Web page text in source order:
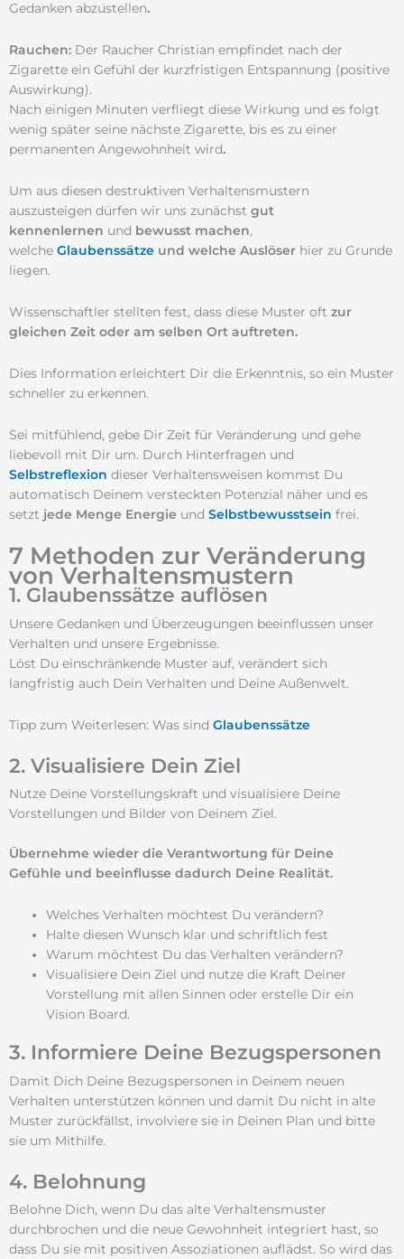
Gedanken abzustellen.
Rauchen: Der Raucher Christian empfindet nach der
Zigarette ein Gefühl der kurzfristigen Entspannung (positive
Auswirkung).
Nach einigen Minuten verfliegt diese Wirkung und es folgt
wenig später seine nächste Zigarette, bis es zu einer
permanenten Angewohnheit wird.
Um aus diesen destruktiven Verhaltensmustern
auszusteigen dürfen wir uns zunächst gut
kennenlernen und bewusst machen,
welche Glaubenssätze und welche Auslöser hier zu Grunde
liegen.
Wissenschaftler stellten fest, dass diese Muster oft zur
gleichen Zeit oder am selben Ort auftreten.
Dies Information erleichtert Dir die Erkenntnis, so ein Muster
schneller zu erkennen.
Sei mitfühlend, gebe Dir Zeit für Veränderung und gehe
liebevoll mit Dir um. Durch Hinterfragen und
Selbstreflexion dieser Verhaltensweisen kommst Du
automatisch Deinem versteckten Potenzial näher und es
setzt jede Menge Energie und Selbstbewusstsein frei.
7 Methoden zur Veränderung
von Verhaltensmustern
1. Glaubenssätze auflösen
Unsere Gedanken und Überzeugungen beeinflussen unser
Verhalten und unsere Ergebnisse.
Löst Du einschränkende Muster auf, verändert sich
langfristig auch Dein Verhalten und Deine Außenwelt.
Tipp zum Weiterlesen: Was sind Glaubenssätze
2. Visualisiere Dein Ziel
Nutze Deine Vorstellungskraft und visualisiere Deine
Vorstellungen und Bilder von Deinem Ziel.
Übernehme wieder die Verantwortung für Deine
Gefühle und beeinflusse dadurch Deine Realität.
Welches Verhalten möchtest Du verändern?
Halte diesen Wunsch klar und schriftlich fest
Warum möchtest Du das Verhalten verändern?
Visualisiere Dein Ziel und nutze die Kraft Deiner
Vorstellung mit allen Sinnen oder erstelle Dir ein
Vision Board.
3. Informiere Deine Bezugspersonen
Damit Dich Deine Bezugspersonen in Deinem neuen
Verhalten unterstützen können und damit Du nicht in alte
Muster zurückfällst, involviere sie in Deinen Plan und bitte
sie um Mithilfe.
4. Belohnung
Belohne Dich, wenn Du das alte Verhaltensmuster
durchbrochen und die neue Gewohnheit integriert hast, so
dass Du sie mit positiven Assoziationen auflädst. So wird das